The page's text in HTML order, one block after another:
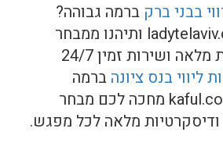
בבני ברק ברמה גבוהה?
היכנסו לאתר ladytelaviv.co.il ותיהנו ממבחר
איכותי, דיסקרטיות מלאה ושירות זמין 24/7
ליווי בנס ציונה ברמה
מובחרת? באתר kaful.co.il מחכה לכם מבחר
מלאה לכל מפגש.